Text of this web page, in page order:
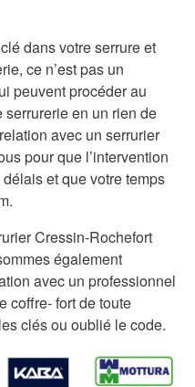
dans votre serrure et
ce n’est pas un
peuvent procéder au
en un rien de
avec un serrurier
pour que l’intervention
et que votre temps
Cressin-Rochefort
également
avec un professionnel
coffre- fort de toute
clés ou oublié le code.